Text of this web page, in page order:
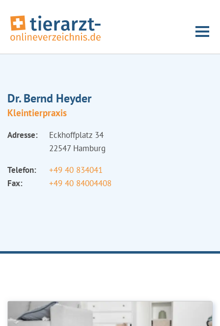
Dr. Bernd Heyder
Kleintierpraxis
Adresse:
Eckhoffplatz 34
22547 Hamburg
Telefon:
+49 40 834041
Fax:
+49 40 84004408